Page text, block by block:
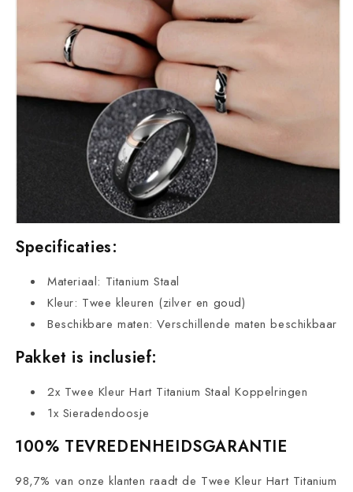
Specificaties:
Materiaal: Titanium Staal
Kleur: Twee kleuren (zilver en goud)
Beschikbare maten: Verschillende maten beschikbaar
Pakket is inclusief:
2x Twee Kleur Hart Titanium Staal Koppelringen
1x Sieradendoosje
100% TEVREDENHEIDSGARANTIE
98,7% van onze klanten raadt de Twee Kleur Hart Titanium